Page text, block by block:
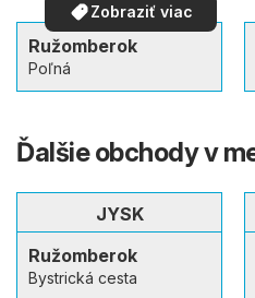
Zobraziť viac
Ružomberok
Poľná
Ďalšie obchody v
JYSK
Ružomberok
Bystrická cesta